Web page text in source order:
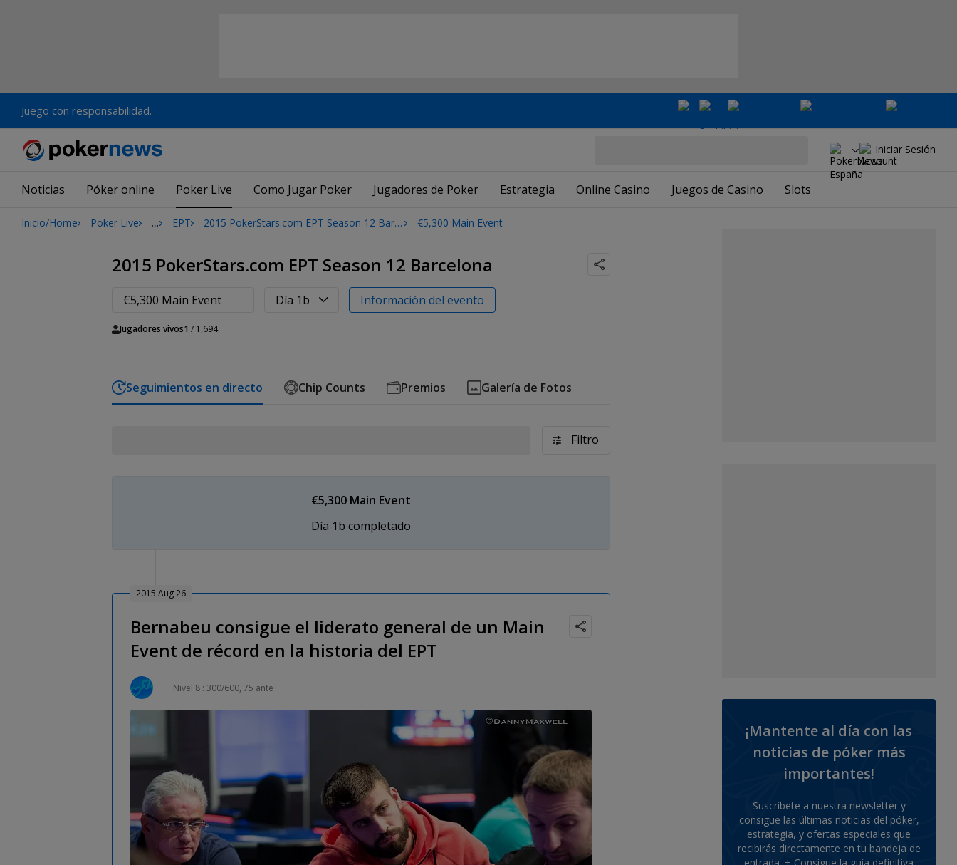
Juego con responsabilidad.
Iniciar Sesión
Noticias Póker online Poker Live Como Jugar Poker Jugadores de Poker Estrategia Online Casino Juegos de Casino Slots
…
Inicio/Home Poker Live EPT 2015 PokerStars.com EPT Season 12 Barcelona €5,300 Main Event
2015 PokerStars.com EPT Season 12 Barcelona
€5,300 Main Event Día 1b Información del evento
Jugadores vivos1 / 1,694
Seguimientos en directo Chip Counts Premios Galería de Fotos
Filtro
€5,300 Main Event
Día 1b completado
2015 Aug 26
Bernabeu consigue el liderato general de un Main
Event de récord en la historia del EPT
Nivel 8 : 300/600, 75 ante
¡Mantente al día con las
noticias de póker más
importantes!
Suscríbete a nuestra newsletter y
consigue las últimas noticias del póker,
estrategia, y ofertas especiales que
recibirás directamente en tu bandeja de